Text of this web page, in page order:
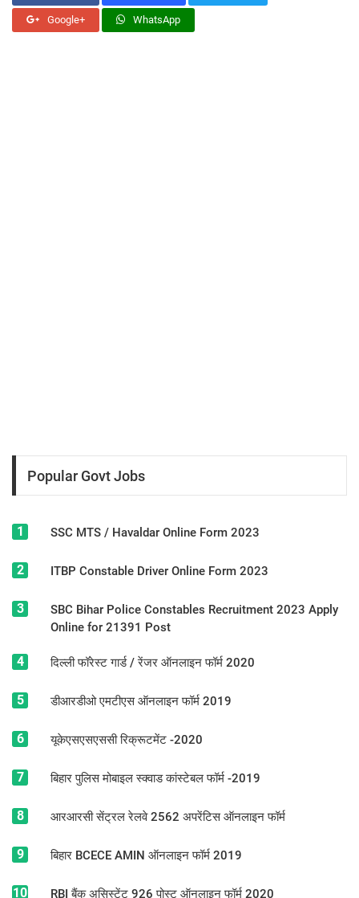
Google+ WhatsApp
Popular Govt Jobs
1 SSC MTS / Havaldar Online Form 2023
2 ITBP Constable Driver Online Form 2023
3
SBC Bihar Police Constables Recruitment 2023 Apply
Online for 21391 Post
4 दिल्ली फॉरेस्ट गार्ड / रेंजर ऑनलाइन फॉर्म 2020
5 डीआरडीओ एमटीएस ऑनलाइन फॉर्म 2019
6 यूकेएसएसएससी रिक्रूटमेंट -2020
7 बिहार पुलिस मोबाइल स्क्वाड कांस्टेबल फॉर्म -2019
8 आरआरसी सेंट्रल रेलवे 2562 अपरेंटिस ऑनलाइन फॉर्म
9 बिहार BCECE AMIN ऑनलाइन फॉर्म 2019
10 RBI बैंक असिस्टेंट 926 पोस्ट ऑनलाइन फॉर्म 2020